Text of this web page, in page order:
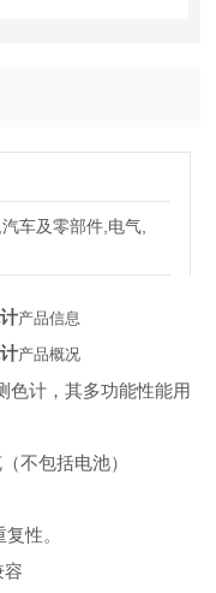
车及零部件,电气,
产品信息
产品概况
色计，其多功能性能用
不包括电池）
性。
容